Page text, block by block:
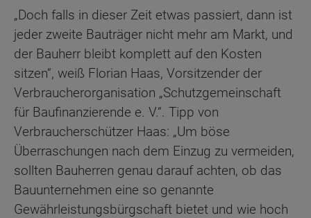
„Doch falls in dieser Zeit etwas passiert, dann ist
jeder zweite Bauträger nicht mehr am Markt, und
der Bauherr bleibt komplett auf den Kosten
sitzen“, weiß Florian Haas, Vorsitzender der
Verbraucherorganisation „Schutzgemeinschaft
für Baufinanzierende e. V.“. Tipp von
Verbraucherschützer Haas: „Um böse
Überraschungen nach dem Einzug zu vermeiden,
sollten Bauherren genau darauf achten, ob das
Bauunternehmen eine so genannte
Gewährleistungsbürgschaft bietet und wie hoch